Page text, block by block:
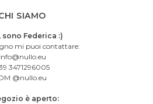
SIAMO
sono Federica :)
mi puoi contattare:
info@nullo.eu
3471296005
@nullo.eu
è aperto: